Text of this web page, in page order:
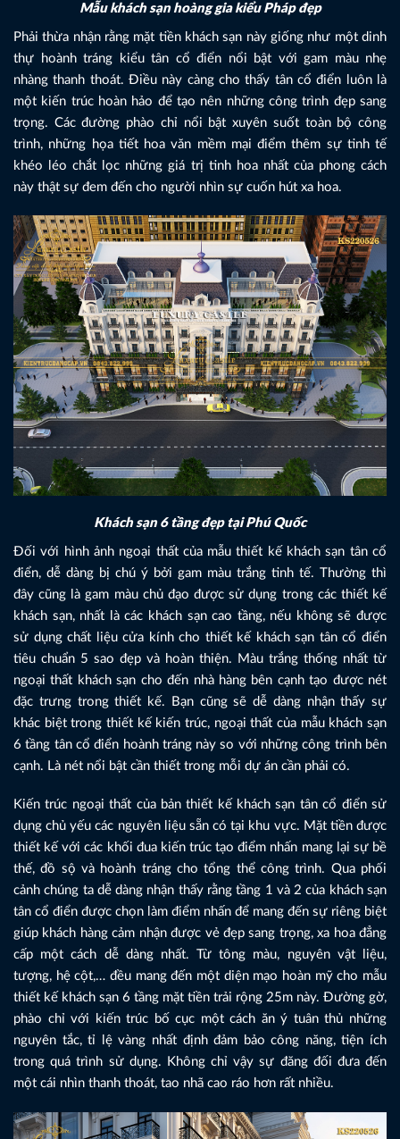
Mẫu khách sạn hoàng gia kiểu Pháp đẹp
Phải thừa nhận rằng mặt tiền khách sạn này giống như một dinh
thự hoành tráng kiểu tân cổ điển nổi bật với gam màu nhẹ
nhàng thanh thoát. Điều này càng cho thấy tân cổ điển luôn là
một kiến trúc hoàn hảo để tạo nên những công trình đẹp sang
trọng. Các đường phào chỉ nổi bật xuyên suốt toàn bộ công
trình, những họa tiết hoa văn mềm mại điểm thêm sự tinh tế
khéo léo chắt lọc những giá trị tinh hoa nhất của phong cách
này thật sự đem đến cho người nhìn sự cuốn hút xa hoa.
Khách sạn 6 tầng đẹp tại Phú Quốc
Đối với hình ảnh ngoại thất của mẫu thiết kế khách sạn tân cổ
điển, dễ dàng bị chú ý bởi gam màu trắng tinh tế. Thường thì
đây cũng là gam màu chủ đạo được sử dụng trong các thiết kế
khách sạn, nhất là các khách sạn cao tầng, nếu không sẽ được
sử dụng chất liệu cửa kính cho thiết kế khách sạn tân cổ điển
tiêu chuẩn 5 sao đẹp và hoàn thiện. Màu trắng thống nhất từ
ngoại thất khách sạn cho đến nhà hàng bên cạnh tạo được nét
đặc trưng trong thiết kế. Bạn cũng sẽ dễ dàng nhận thấy sự
khác biệt trong thiết kế kiến trúc, ngoại thất của mẫu khách sạn
6 tầng tân cổ điển hoành tráng này so với những công trình bên
cạnh. Là nét nổi bật cần thiết trong mỗi dự án cần phải có.
Kiến trúc ngoại thất của bản thiết kế khách sạn tân cổ điển sử
dụng chủ yếu các nguyên liệu sẵn có tại khu vực. Mặt tiền được
thiết kế với các khối đua kiến trúc tạo điểm nhấn mang lại sự bề
thế, đồ sộ và hoành tráng cho tổng thể công trình. Qua phối
cảnh chúng ta dễ dàng nhận thấy rằng tầng 1 và 2 của khách sạn
tân cổ điển được chọn làm điểm nhấn để mang đến sự riêng biệt
giúp khách hàng cảm nhận được vẻ đẹp sang trọng, xa hoa đẳng
cấp một cách dễ dàng nhất. Từ tông màu, nguyên vật liệu,
tượng, hệ cột,… đều mang đến một diện mạo hoàn mỹ cho mẫu
thiết kế khách sạn 6 tầng mặt tiền trải rộng 25m này. Đường gờ,
phào chỉ với kiến trúc bố cục một cách ăn ý tuân thủ những
nguyên tắc, tỉ lệ vàng nhất định đảm bảo công năng, tiện ích
trong quá trình sử dụng. Không chỉ vậy sự đăng đối đưa đến
một cái nhìn thanh thoát, tao nhã cao ráo hơn rất nhiều.